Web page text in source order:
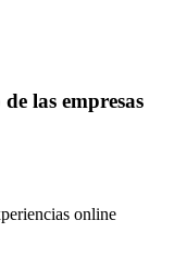
las empresas
online